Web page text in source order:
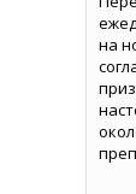
на